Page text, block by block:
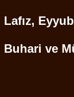
Lafız, Eyyub
Buhari ve